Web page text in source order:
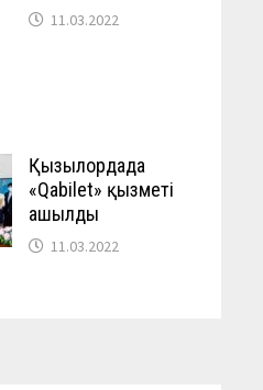
11.03.2022
Қызылордада
«Qabilet» қызметі
ашылды
11.03.2022